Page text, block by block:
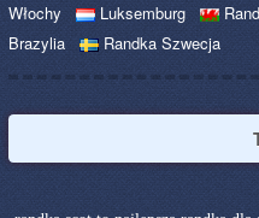
Włochy
Luksemburg
Brazylia
Randka Szwecja